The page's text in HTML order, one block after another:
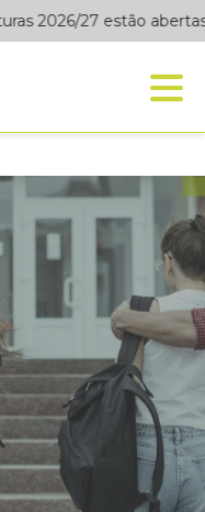
2026/27 estão abertas.